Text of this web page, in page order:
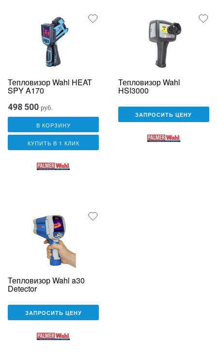
Тепловизор Wahl HEAT
SPY A170
498 500 руб.
В КОРЗИНУ
КУПИТЬ В 1 КЛИК
Тепловизор Wahl
HSI3000
ЗАПРОСИТЬ ЦЕНУ
Тепловизор Wahl a30
Detector
ЗАПРОСИТЬ ЦЕНУ